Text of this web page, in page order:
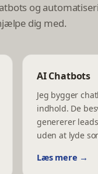
og
dig med.
AI Chatbots
Jeg bygger
indhold. De
genererer
uden at lyde
Læs mere →